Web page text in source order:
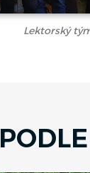
Lektorský